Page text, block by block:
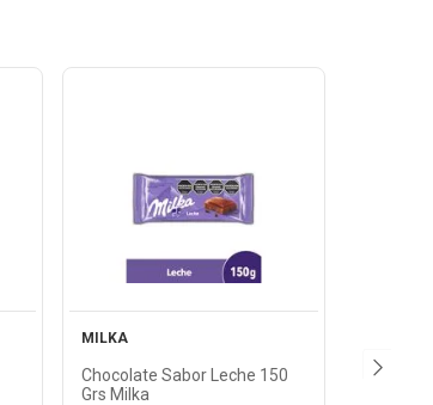
Ver
Producto
MILKA
Chocolate Sabor Leche 150
Grs Milka